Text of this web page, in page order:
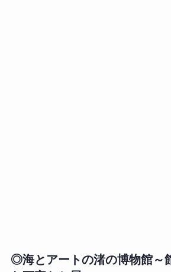
◎海とアートの渚の博物館～